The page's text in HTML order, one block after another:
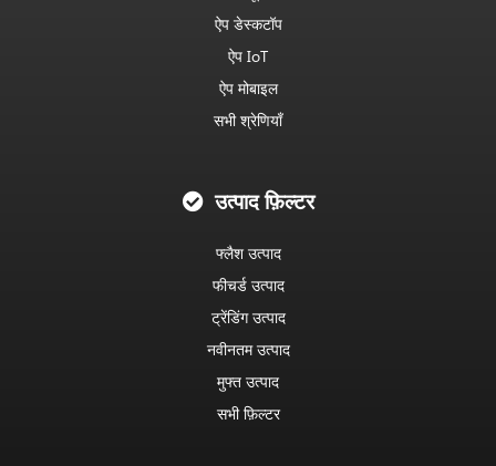
ऐप डेस्कटॉप
ऐप IoT
ऐप मोबाइल
सभी श्रेणियाँ
उत्पाद फ़िल्टर
फ्लैश उत्पाद
फीचर्ड उत्पाद
ट्रेंडिंग उत्पाद
नवीनतम उत्पाद
मुफ्त उत्पाद
सभी फ़िल्टर